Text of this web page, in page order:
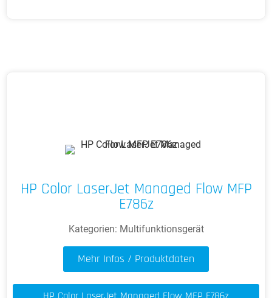
HP Color LaserJet Managed Flow MFP
E786z
Kategorien: Multifunktionsgerät
Mehr Infos / Produktdaten